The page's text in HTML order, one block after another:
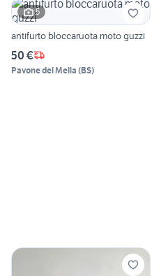
5
antifurto bloccaruota moto guzzi
50 €
Pavone del Mella (BS)